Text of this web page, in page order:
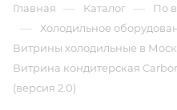
Главная — Каталог — По
— Холодильное
Витрины холодильные в
Витрина кондитерская
(версия 2.0)